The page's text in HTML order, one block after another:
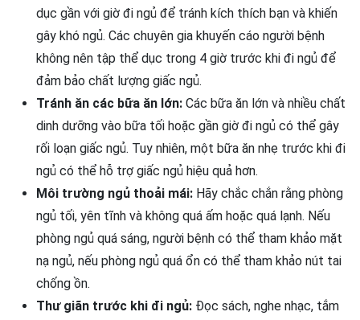
dục gần với giờ đi ngủ để tránh kích thích bạn và khiến
gây khó ngủ. Các chuyên gia khuyến cáo người bệnh
không nên tập thể dục trong 4 giờ trước khi đi ngủ để
đảm bảo chất lượng giấc ngủ.
Tránh ăn các bữa ăn lớn: Các bữa ăn lớn và nhiều chất
dinh dưỡng vào bữa tối hoặc gần giờ đi ngủ có thể gây
rối loạn giấc ngủ. Tuy nhiên, một bữa ăn nhẹ trước khi đi
ngủ có thể hỗ trợ giấc ngủ hiệu quả hơn.
Môi trường ngủ thoải mái: Hãy chắc chắn rằng phòng
ngủ tối, yên tĩnh và không quá ấm hoặc quá lạnh. Nếu
phòng ngủ quá sáng, người bệnh có thể tham khảo mặt
nạ ngủ, nếu phòng ngủ quá ổn có thể tham khảo nút tai
chống ồn.
Thư giãn trước khi đi ngủ: Đọc sách, nghe nhạc, tắm